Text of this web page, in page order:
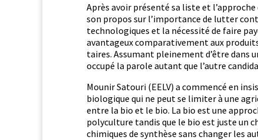
Après avoir présen­té sa liste et
son pro­pos sur l’importance de lut­ter
tech­nologiques et la néces­sité de faire
avan­tageux com­par­a­tive­ment aux
taires. Assumant pleine­ment d’être dans
occupé la parole autant que l’autre
Mounir Satouri (EELV) a com­mencé en
biologique qui ne peut se lim­iter à une
entre la bio et le bio. La bio est une
poly­cul­ture tan­dis que le bio est juste un
chim­iques de syn­thèse sans chang­er les